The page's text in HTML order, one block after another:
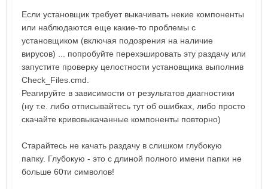
Если установщик требует выкачивать некие компоненты
или наблюдаются еще какие-то проблемы с
установщиком (включая подозрения на наличие
вирусов) ... попробуйте перехэшировать эту раздачу или
запустите проверку целостности установщика выполнив
Check_Files.cmd.
Реагируйте в зависимости от результатов диагностики
(ну т.е. либо отписывайтесь тут об ошибках, либо просто
скачайте кривовыкачанные компоненты повторно)
Старайтесь не качать раздачу в слишком глубокую
папку. Глубокую - это с длиной полного имени папки не
больше 60ти символов!